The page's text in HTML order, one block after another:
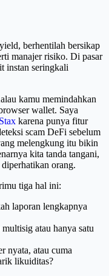
berhentilah bersikap
manajer risiko. Di pasar
instan seringkali
kamu memindahkan
wallet. Saya
karena punya fitur
scam DeFi sebelum
melengkung itu bikin
kita tanda tangani,
orang.
tiga hal ini:
laporan lengkapnya
atau hanya satu
nyata, atau cuma
likuiditas?